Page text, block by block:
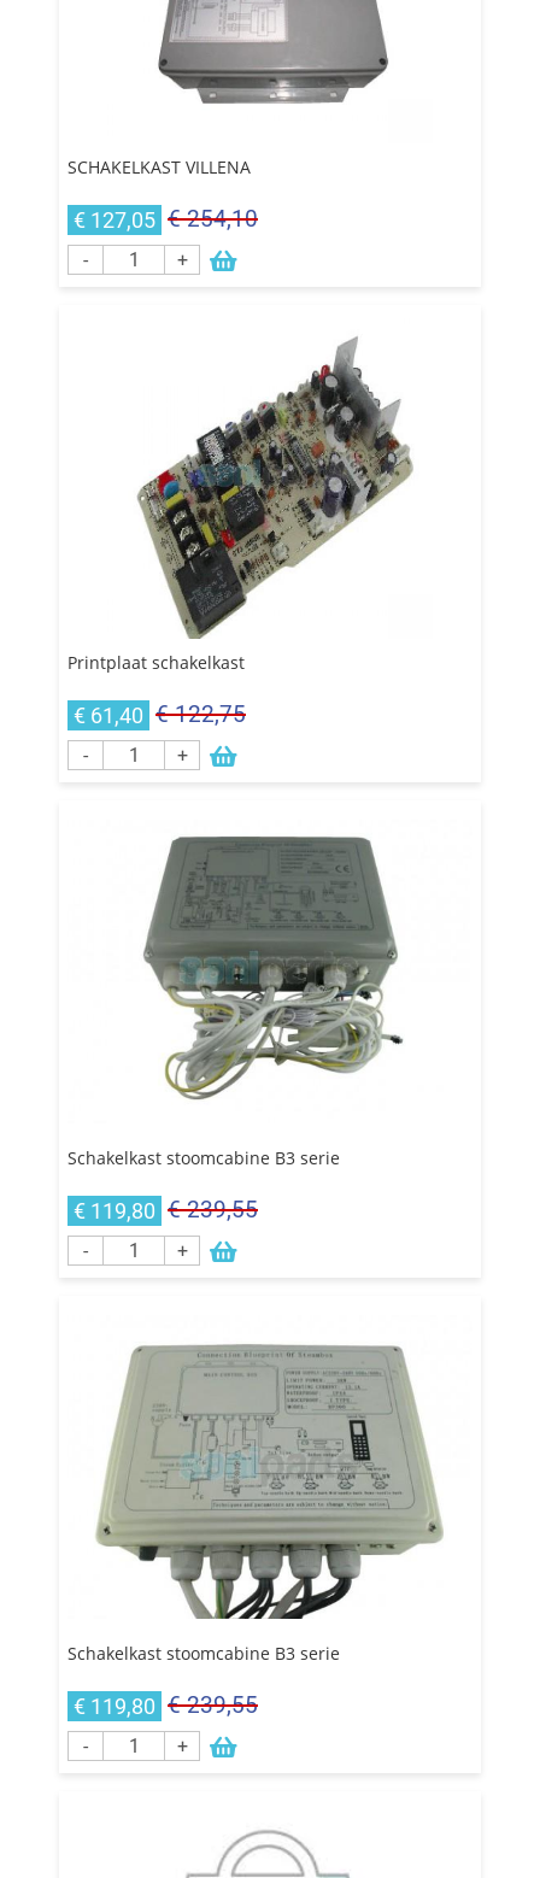
SCHAKELKAST VILLENA
€ 127,05 € 254,10
- +
Printplaat schakelkast
€ 61,40 € 122,75
- +
Schakelkast stoomcabine B3 serie
€ 119,80 € 239,55
- +
Schakelkast stoomcabine B3 serie
€ 119,80 € 239,55
- +